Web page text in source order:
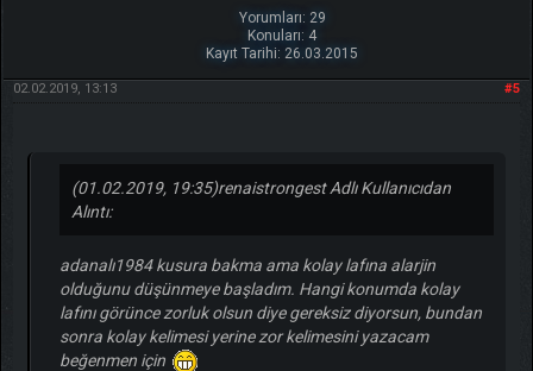
Yorumları: 29
Konuları: 4
Kayıt Tarihi: 26.03.2015
#5
02.02.2019, 13:13
(01.02.2019, 19:35)renaistrongest Adlı Kullanıcıdan
Alıntı:
adanalı1984 kusura bakma ama kolay lafına alarjin
olduğunu düşünmeye başladım. Hangi konumda kolay
lafını görünce zorluk olsun diye gereksiz diyorsun, bundan
sonra kolay kelimesi yerine zor kelimesini yazacam
beğenmen için